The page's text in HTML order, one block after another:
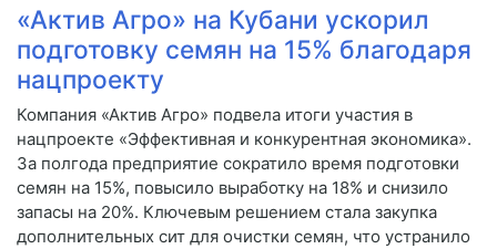
«Актив Агро» на Кубани ускорил
подготовку семян на 15% благодаря
нацпроекту
Компания «Актив Агро» подвела итоги участия в
нацпроекте «Эффективная и конкурентная экономика».
За полгода предприятие сократило время подготовки
семян на 15%, повысило выработку на 18% и снизило
запасы на 20%. Ключевым решением стала закупка
дополнительных сит для очистки семян, что устранило